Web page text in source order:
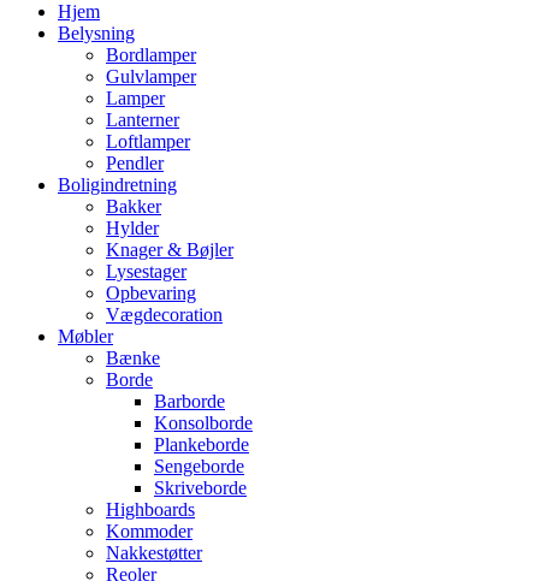
Hjem
Belysning
Bordlamper
Gulvlamper
Lamper
Lanterner
Loftlamper
Pendler
Boligindretning
Bakker
Hylder
Knager & Bøjler
Lysestager
Opbevaring
Vægdecoration
Møbler
Bænke
Borde
Barborde
Konsolborde
Plankeborde
Sengeborde
Skriveborde
Highboards
Kommoder
Nakkestøtter
Reoler